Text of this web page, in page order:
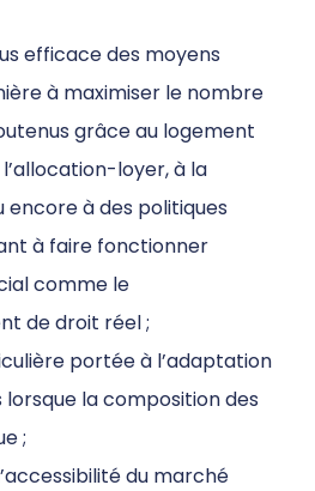
efficace des moyens
à maximiser le nombre
grâce au logement
loyer, à la
encore à des politiques
à faire fonctionner
comme le
de droit réel ;
portée à l’adaptation
la composition des
;
du marché